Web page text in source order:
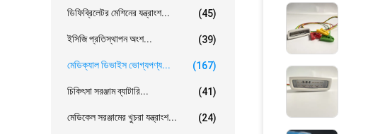
ডিফিব্রিলেটর মেশিনের যন্ত্রাংশ... (45)
ইসিজি প্রতিস্থাপন অংশ... (39)
মেডিক্যাল ডিভাইস ভোগ্যপণ্য... (167)
চিকিৎসা সরঞ্জাম ব্যাটারি... (41)
মেডিকেল সরঞ্জামের খুচরা যন্ত্রাংশ... (24)